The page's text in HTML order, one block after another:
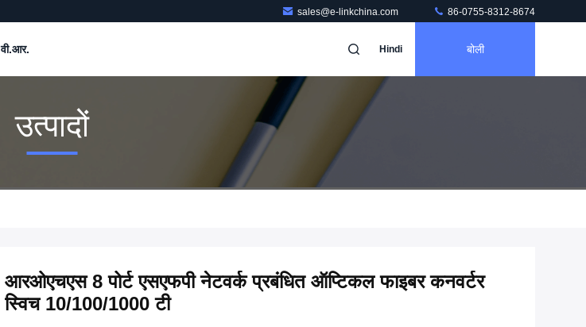
sales@e-linkchina.com 86-0755-8312-8674
वी.आर. Hindi बोली
उत्पादों
आरओएचएस 8 पोर्ट एसएफपी नेटवर्क प्रबंधित ऑप्टिकल फाइबर कनवर्टर
स्विच 10/100/1000 टी